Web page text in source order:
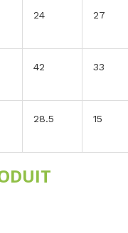
24 27
42 33
28.5 15